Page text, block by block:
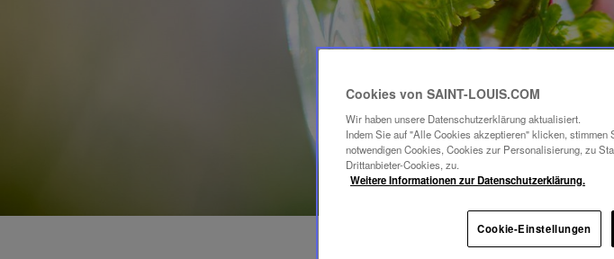
Cookies von SAINT-LOUIS.COM
Wir haben unsere Datenschutzerklärung aktualisiert.
Indem Sie auf "Alle Cookies akzeptieren" klicken,
notwendigen Cookies, Cookies zur Personalisierung, zu
Drittanbieter-Cookies, zu.
Weitere Informationen zur Datenschutzerklärung.
Cookie-Einstellungen